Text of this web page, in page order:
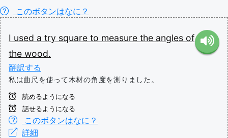
このボタンはなに？
I used a try square to measure the angles of
the wood.
翻訳する
私は曲尺を使って木材の角度を測りました。
読めるようになる
話せるようになる
このボタンはなに？
詳細